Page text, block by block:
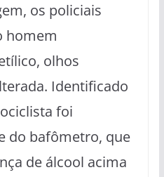
os policiais
homem
olhos
Identificado
foi
do bafômetro, que
de álcool acima